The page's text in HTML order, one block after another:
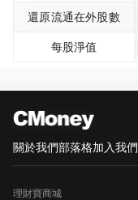
還原流通在外股數
每股淨值
關於我們部落格加入我們
理財寶商城